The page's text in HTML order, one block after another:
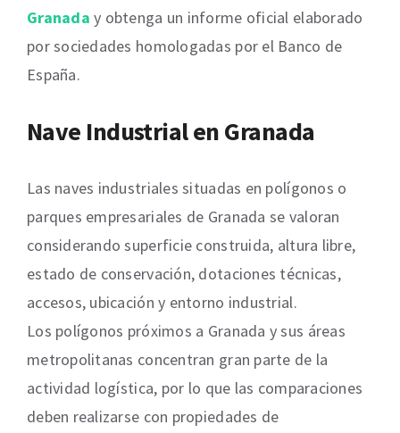
Granada y obtenga un informe oficial elaborado
por sociedades homologadas por el Banco de
España.
Nave Industrial en Granada
Las naves industriales situadas en polígonos o
parques empresariales de Granada se valoran
considerando superficie construida, altura libre,
estado de conservación, dotaciones técnicas,
accesos, ubicación y entorno industrial.
Los polígonos próximos a Granada y sus áreas
metropolitanas concentran gran parte de la
actividad logística, por lo que las comparaciones
deben realizarse con propiedades de